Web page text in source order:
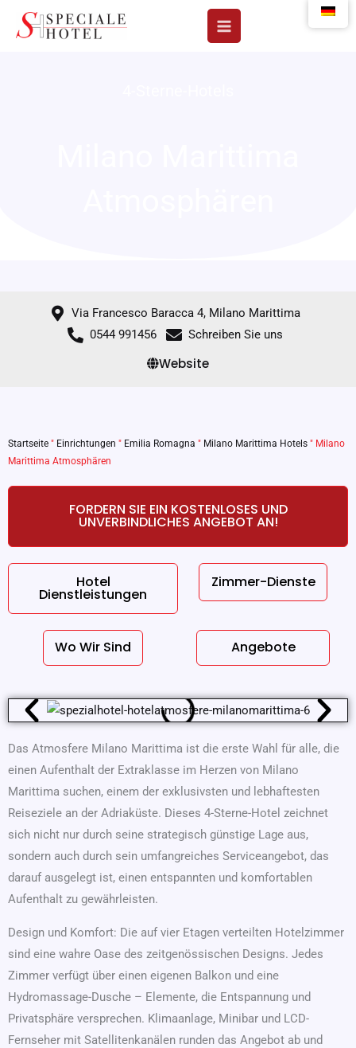
Inhalt
Via Francesco Baracca 4, Milano Marittima
0544 991456
Schreiben Sie uns
Website
Startseite " Einrichtungen " Emilia Romagna " Milano Marittima Hotels " Milano
Marittima Atmosphären
FORDERN SIE EIN KOSTENLOSES UND
UNVERBINDLICHES ANGEBOT AN!
Hotel
Dienstleistungen
Zimmer-Dienste
Wo Wir Sind Angebote
Das Atmosfere Milano Marittima ist die erste Wahl für alle, die
einen Aufenthalt der Extraklasse im Herzen von Milano
Marittima suchen, einem der exklusivsten und lebhaftesten
Reiseziele an der Adriaküste. Dieses 4-Sterne-Hotel zeichnet
sich nicht nur durch seine strategisch günstige Lage aus,
sondern auch durch sein umfangreiches Serviceangebot, das
darauf ausgelegt ist, einen entspannten und komfortablen
Aufenthalt zu gewährleisten.
Design und Komfort: Die auf vier Etagen verteilten Hotelzimmer
sind eine wahre Oase des zeitgenössischen Designs. Jedes
Zimmer verfügt über einen eigenen Balkon und eine
Hydromassage-Dusche – Elemente, die Entspannung und
Privatsphäre versprechen. Klimaanlage, Minibar und LCD-
Fernseher mit Satellitenkanälen runden das Angebot ab und